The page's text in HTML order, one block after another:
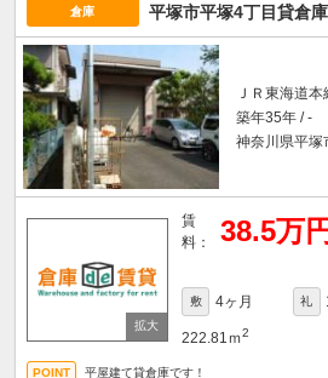
倉庫 平塚市平塚4丁目貸倉庫
ＪＲ東海道本
築年35年 / -
神奈川県平塚
賃
料：
38.5万円
敷 4ヶ月 礼
222.81ｍ2
平屋建て貸倉庫です！